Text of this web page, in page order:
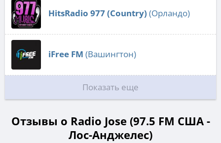
HitsRadio 977 (Country) (Орландо)
iFree FM (Вашингтон)
Показать еще
Отзывы о Radio Jose (97.5 FM США -
Лос-Анджелес)